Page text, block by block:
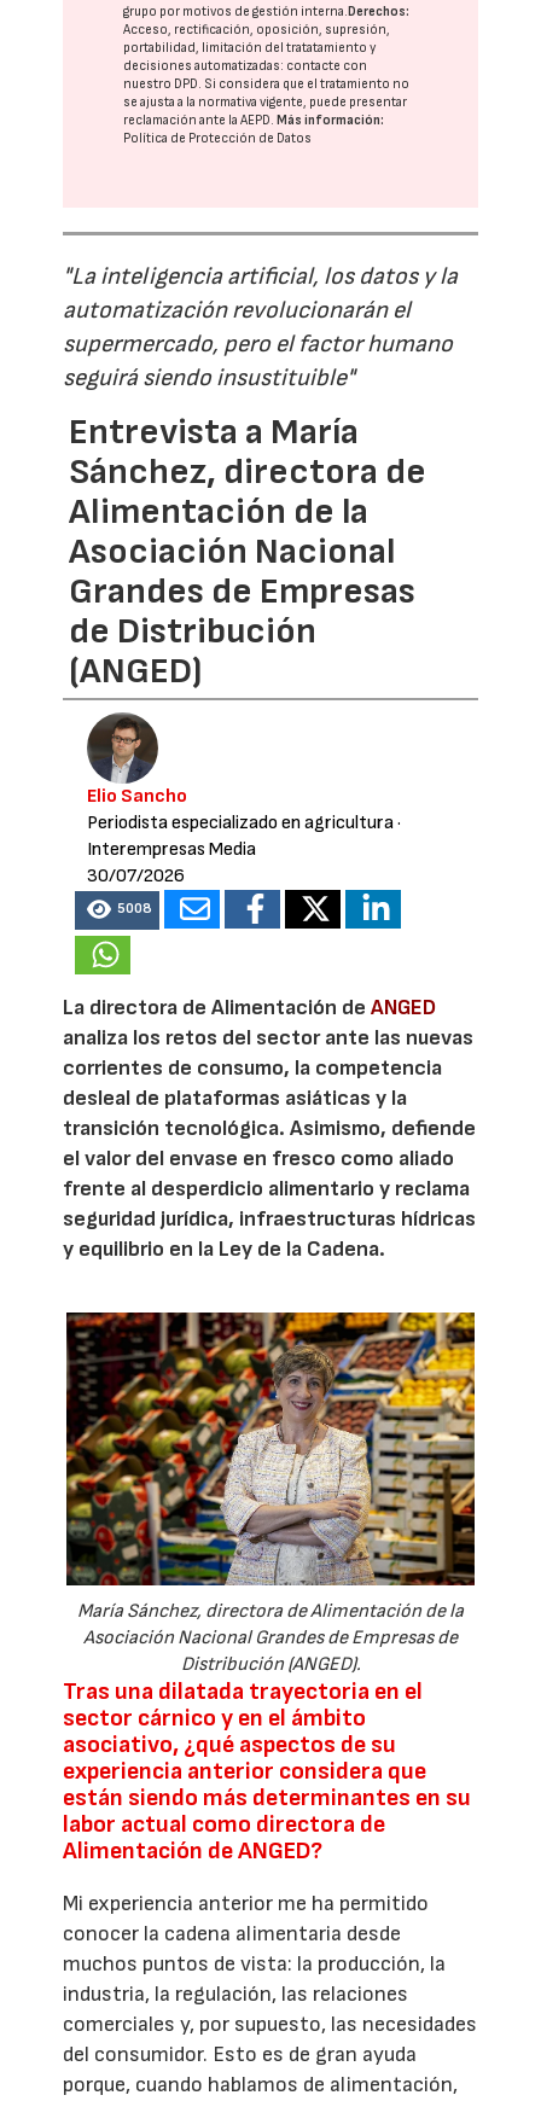
grupo por motivos de gestión interna. Derechos:
Acceso, rectificación, oposición, supresión,
portabilidad, limitación del tratatamiento y
decisiones automatizadas: contacte con
nuestro DPD. Si considera que el tratamiento no
se ajusta a la normativa vigente, puede presentar
reclamación ante laAEPD. Más información:
Política de Protección de Datos
"La inteligencia artificial, los datos y la
automatización revolucionarán el
supermercado, pero el factor humano
seguirá siendo insustituible"
Entrevista a María
Sánchez, directora de
Alimentación de la
Asociación Nacional
Grandes de Empresas
de Distribución
(ANGED)
Elio Sancho
Periodista especializado en agricultura·
Interempresas Media
30/07/2026
5008
La directora de Alimentación deANGED
analiza los retos del sector ante las nuevas
corrientes de consumo, la competencia
desleal de plataformas asiáticas y la
transición tecnológica. Asimismo, defiende
el valor del envase en fresco como aliado
frente al desperdicio alimentario y reclama
seguridad jurídica, infraestructuras hídricas
y equilibrio en la Ley de la Cadena.
María Sánchez, directora de Alimentación de la
Asociación Nacional Grandes de Empresas de
Distribución (ANGED).
Tras una dilatada trayectoria en el
sector cárnico y en el ámbito
asociativo, ¿qué aspectos de su
experiencia anterior considera que
están siendo más determinantes en su
labor actual como directora de
Alimentación de ANGED?
Mi experiencia anterior me ha permitido
conocer la cadena alimentaria desde
muchos puntos de vista: la producción, la
industria, la regulación, las relaciones
comerciales y, por supuesto, las necesidades
del consumidor. Esto es de gran ayuda
porque, cuando hablamos de alimentación,